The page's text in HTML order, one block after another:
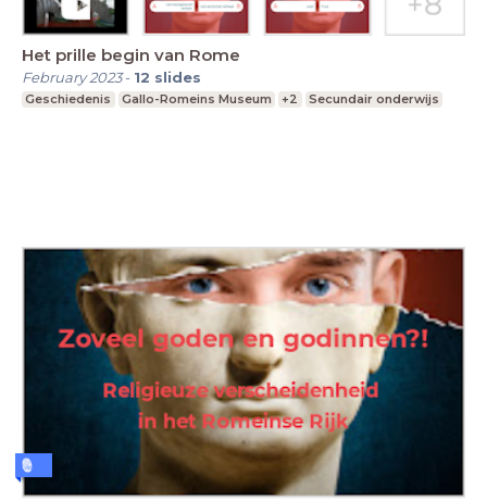
Het prille begin van Rome
February 2023- 12 slides
Geschiedenis Gallo-Romeins Museum +2 Secundair onderwijs